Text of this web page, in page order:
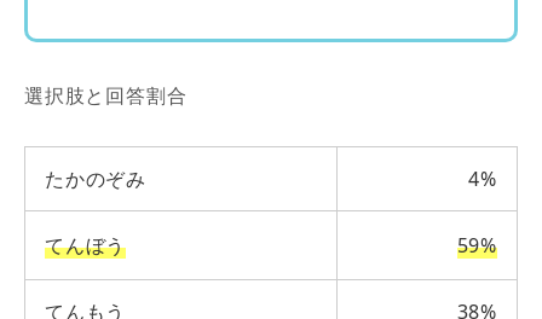
選択肢と回答割合
たかのぞみ 4%
てんぼう 59%
てんもう 38%